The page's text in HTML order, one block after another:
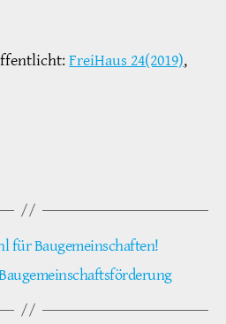
FreiHaus 24(2019),
für Baugemeinschaften!